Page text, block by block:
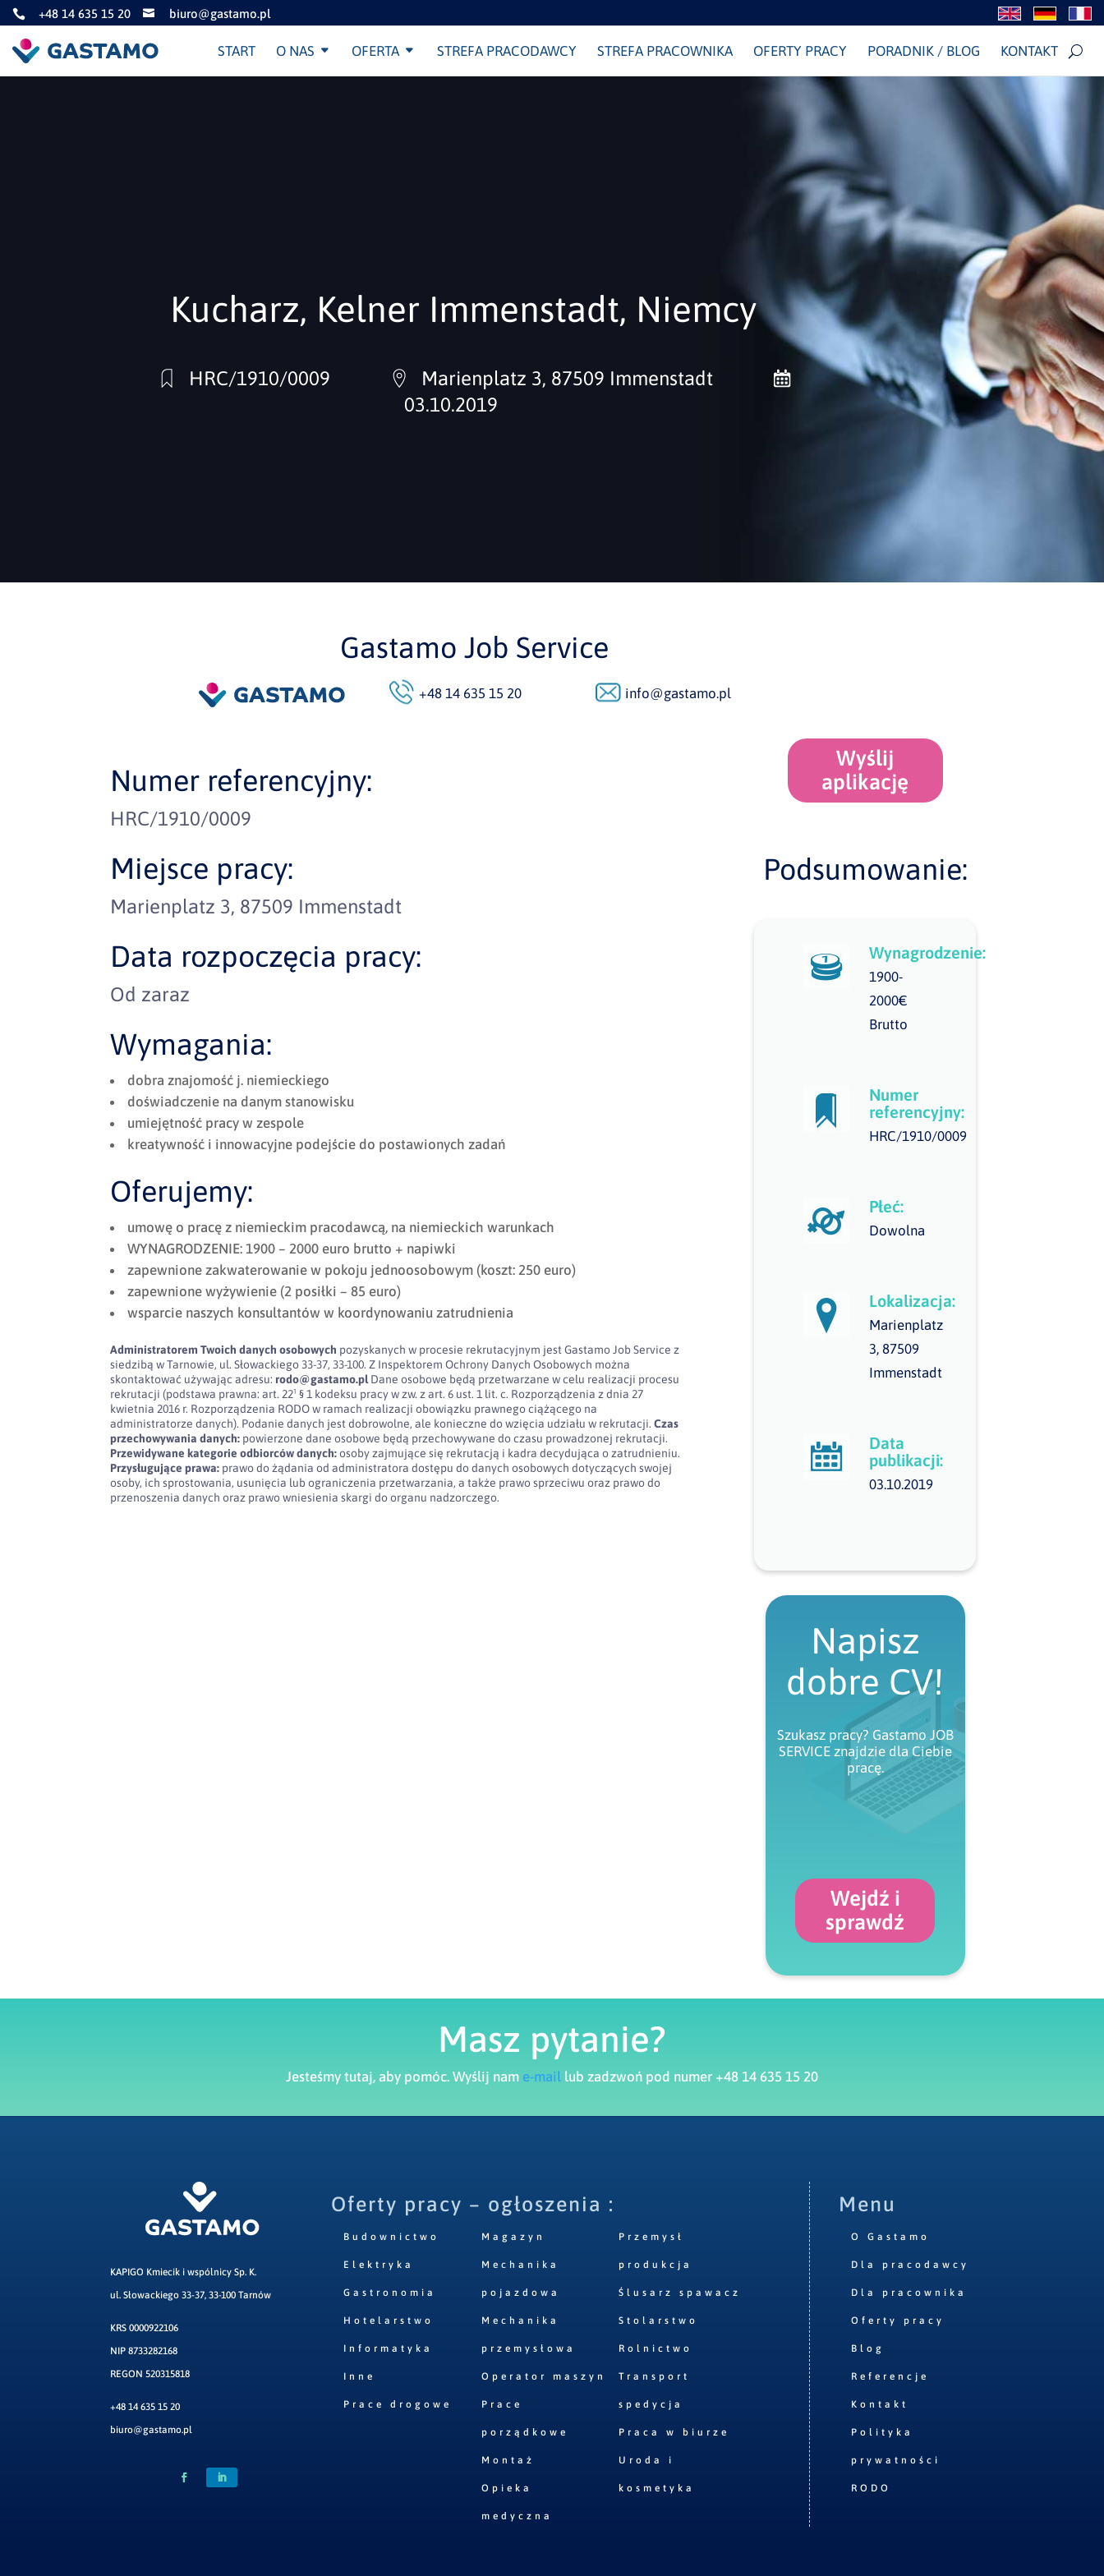
 +48 14 635 15 20  biuro@gastamo.pl
START O NAS OFERTA STREFA PRACODAWCY STREFA PRACOWNIKA OFERTY PRACY PORADNIK / BLOG KONTAKT
Kucharz, Kelner Immenstadt, Niemcy
HRC/1910/0009
Marienplatz 3, 87509 Immenstadt
03.10.2019
Gastamo Job Service
+48 14 635 15 20 info@gastamo.pl
Numer referencyjny:
HRC/1910/0009
Miejsce pracy:
Marienplatz 3, 87509 Immenstadt
Data rozpoczęcia pracy:
Od zaraz
Wymagania:
dobra znajomość j. niemieckiego
doświadczenie na danym stanowisku
umiejętność pracy w zespole
kreatywność i innowacyjne podejście do postawionych zadań
Oferujemy:
umowę o pracę z niemieckim pracodawcą, na niemieckich warunkach
WYNAGRODZENIE: 1900 – 2000 euro brutto + napiwki
zapewnione zakwaterowanie w pokoju jednoosobowym (koszt: 250 euro)
zapewnione wyżywienie (2 posiłki – 85 euro)
wsparcie naszych konsultantów w koordynowaniu zatrudnienia
Administratorem Twoich danych osobowych pozyskanych w procesie rekrutacyjnym jest Gastamo Job Service z
siedzibą w Tarnowie, ul. Słowackiego 33-37, 33-100. Z Inspektorem Ochrony Danych Osobowych można
skontaktować używając adresu:rodo@gastamo.plDane osobowe będą przetwarzane w celu realizacji procesu
rekrutacji (podstawa prawna: art. 22¹ § 1 kodeksu pracy w zw. z art. 6 ust. 1 lit. c. Rozporządzenia z dnia 27
kwietnia 2016 r. Rozporządzenia RODO w ramach realizacji obowiązku prawnego ciążącego na
administratorze danych). Podanie danych jest dobrowolne, ale konieczne do wzięcia udziału w rekrutacji.Czas
przechowywania danych: powierzone dane osobowe będą przechowywane do czasu prowadzonej rekrutacji.
Przewidywane kategorie odbiorców danych:osoby zajmujące się rekrutacją i kadra decydująca o zatrudnieniu.
Przysługujące prawa: prawo do żądania od administratora dostępu do danych osobowych dotyczących swojej
osoby, ich sprostowania, usunięcia lub ograniczenia przetwarzania, a także prawo sprzeciwu oraz prawo do
przenoszenia danych oraz prawo wniesienia skargi do organu nadzorczego.
Wyślij
aplikację
Podsumowanie:
Wynagrodzenie:
1900-
2000€
Brutto
Numer
referencyjny:
HRC/1910/0009
Płeć:
Dowolna
Lokalizacja:
Marienplatz
3, 87509
Immenstadt
Data
publikacji:
03.10.2019
Napisz
dobre CV!
Szukasz pracy? Gastamo JOB
SERVICE znajdzie dla Ciebie
pracę.
Wejdź i
sprawdź
Masz pytanie?
Jesteśmy tutaj, aby pomóc. Wyślij nam e-mail lub zadzwoń pod numer +48 14 635 15 20
KAPIGO Kmiecik i wspólnicy Sp. K.
ul. Słowackiego 33-37, 33-100 Tarnów
KRS 0000922106
NIP 8733282168
REGON 520315818
+48 14 635 15 20
biuro@gastamo.pl
Oferty pracy – ogłoszenia :
Budownictwo
Elektryka
Gastronomia
Hotelarstwo
Informatyka
Inne
Prace drogowe
Magazyn
Mechanika
pojazdowa
Mechanika
przemysłowa
Operator maszyn
Prace
porządkowe
Montaż
Opieka
medyczna
Przemysł
produkcja
Ślusarz spawacz
Stolarstwo
Rolnictwo
Transport
spedycja
Praca w biurze
Uroda i
kosmetyka
Menu
O Gastamo
Dla pracodawcy
Dla pracownika
Oferty pracy
Blog
Referencje
Kontakt
Polityka
prywatności
RODO